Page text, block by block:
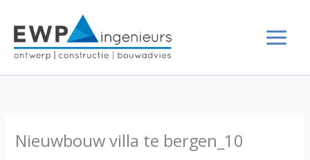
inhoud
Nieuwbouw villa te bergen_10